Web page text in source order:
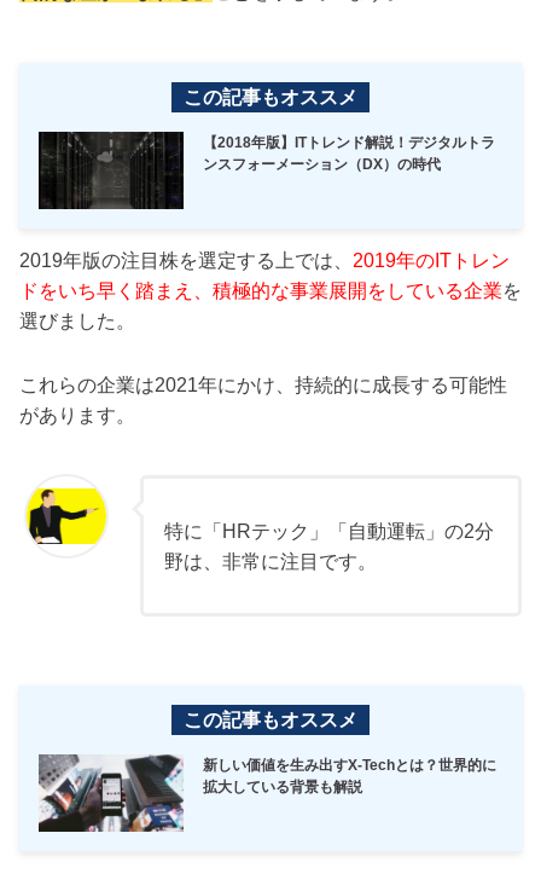
この記事もオススメ
【2018年版】ITトレンド解説！デジタルトラ
ンスフォーメーション（DX）の時代
2019年版の注目株を選定する上では、 2019年のITトレン
ドをいち早く踏まえ、積極的な事業展開をしている企業を
選びました。
これらの企業は2021年にかけ、持続的に成長する可能性
があります。
特に「HRテック」「自動運転」の2分
野は、非常に注目です。
この記事もオススメ
新しい価値を生み出すX-Techとは？世界的に
拡大している背景も解説